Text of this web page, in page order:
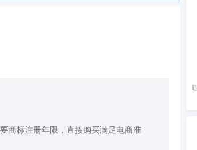
商标注册年限，直接购买满足电商准